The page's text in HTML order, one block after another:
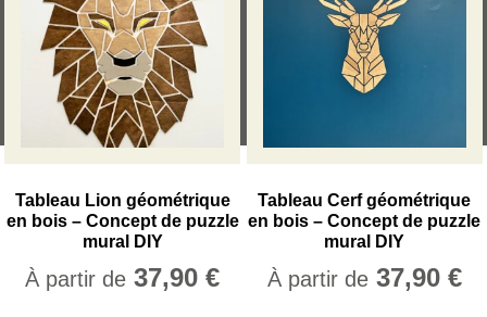
Tableau Lion géométrique
en bois – Concept de puzzle
mural DIY
À partir de 37,90 €
Tableau Cerf géométrique
en bois – Concept de puzzle
mural DIY
À partir de 37,90 €